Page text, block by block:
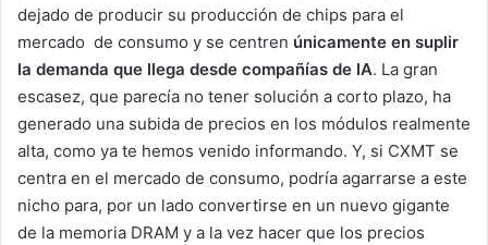
dejado de producir su producción de chips para el
mercado de consumo y se centren únicamente en suplir
la demanda que llega desde compañías de IA. La gran
escasez, que parecía no tener solución a corto plazo, ha
generado una subida de precios en los módulos realmente
alta, como ya te hemos venido informando. Y, si CXMT se
centra en el mercado de consumo, podría agarrarse a este
nicho para, por un lado convertirse en un nuevo gigante
de la memoria DRAM y a la vez hacer que los precios